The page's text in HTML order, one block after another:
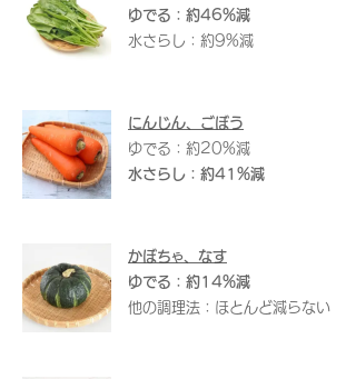
ゆでる：約46%減
水さらし：約9%減
にんじん、ごぼう
ゆでる：約20%減
水さらし：約41%減
かぼちゃ、なす
ゆでる：約14%減
他の調理法：ほとんど減らない